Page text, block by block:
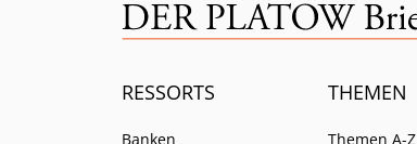
RESSORTS
Banken
THEMEN
Themen A-Z